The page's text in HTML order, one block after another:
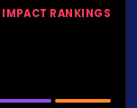
IMPACT RANKINGS